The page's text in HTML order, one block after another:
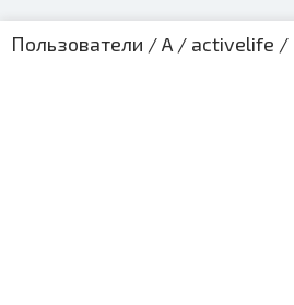
Пользователи /A / activelife /